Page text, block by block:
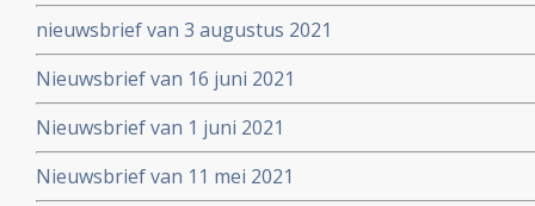
nieuwsbrief van 3 augustus 2021
Nieuwsbrief van 16 juni 2021
Nieuwsbrief van 1 juni 2021
Nieuwsbrief van 11 mei 2021